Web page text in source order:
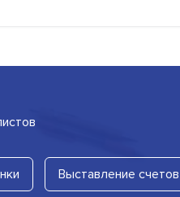
Выставление счетов